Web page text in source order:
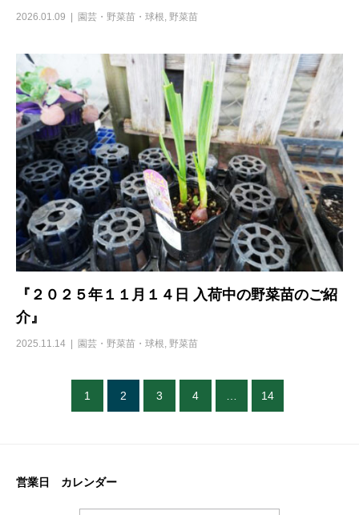
2026.01.09 園芸・野菜苗・球根, 野菜苗
『２０２５年１１月１４日 入荷中の野菜苗のご紹
介』
2025.11.14 園芸・野菜苗・球根 野菜苗
1 2 3 4 14
営業日 カレンダー